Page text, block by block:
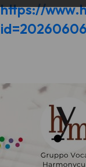
https://